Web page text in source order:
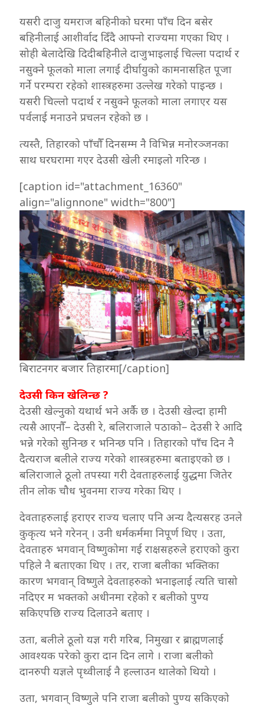
यसरी दाजु यमराज बहिनीको घरमा पाँच दिन बसेर
बहिनीलाई आशीर्वाद दिँदै आफ्नो राज्यमा गएका थिए ।
सोही बेलादेखि दिदीबहिनीले दाजुभाइलाई चिल्ला पदार्थ र
नसुक्ने फूलको माला लगाई दीर्घायुको कामनासहित पूजा
गर्ने परम्परा रहेको शास्त्रहरुमा उल्लेख गरेको पाइन्छ ।
यसरी चिल्लो पदार्थ र नसुक्ने फूलको माला लगाएर यस
पर्वलाई मनाउने प्रचलन रहेको छ ।
त्यस्तै, तिहारको पाँचौँ दिनसम्म नै विभिन्न मनोरञ्जनका
साथ घरघरामा गएर देउसी खेली रमाइलो गरिन्छ ।
[caption id="attachment_16360"
align="alignnone" width="800"]
बिराटनगर बजार तिहारमा[/caption]
देउसी किन खेलिन्छ ?
देउसी खेल्नुको यथार्थ भने अर्कै छ । देउसी खेल्दा हामी
त्यसै आएनौँ– देउसी रे, बलिराजाले पठाको– देउसी रे आदि
भन्ने गरेको सुनिन्छ र भनिन्छ पनि । तिहारको पाँच दिन नै
दैत्यराज बलीले राज्य गरेको शास्त्रहरुमा बताइएको छ ।
बलिराजाले ठूलो तपस्या गरी देवताहरुलाई युद्धमा जितेर
तीन लोक चौध भुवनमा राज्य गरेका थिए ।
देवताहरुलाई हराएर राज्य चलाए पनि अन्य दैत्यसरह उनले
कुकृत्य भने गरेनन् । उनी धर्मकर्ममा निपूर्ण थिए । उता,
देवताहरु भगवान् विष्णुकोमा गई राक्षसहरुले हराएको कुरा
पहिले नै बताएका थिए । तर, राजा बलीका भक्तिका
कारण भगवान् विष्णुले देवताहरुको भनाइलाई त्यति चासो
नदिएर म भक्तको अधीनमा रहेको र बलीको पुण्य
सकिएपछि राज्य दिलाउने बताए ।
उता, बलीले ठूलो यज्ञ गरी गरिब, निमुखा र ब्राह्मणलाई
आवश्यक परेको कुरा दान दिन लागे । राजा बलीको
दानरुपी यज्ञले पृथ्वीलाई नै हल्लाउन थालेको थियो ।
उता, भगवान् विष्णुले पनि राजा बलीको पुण्य सकिएको